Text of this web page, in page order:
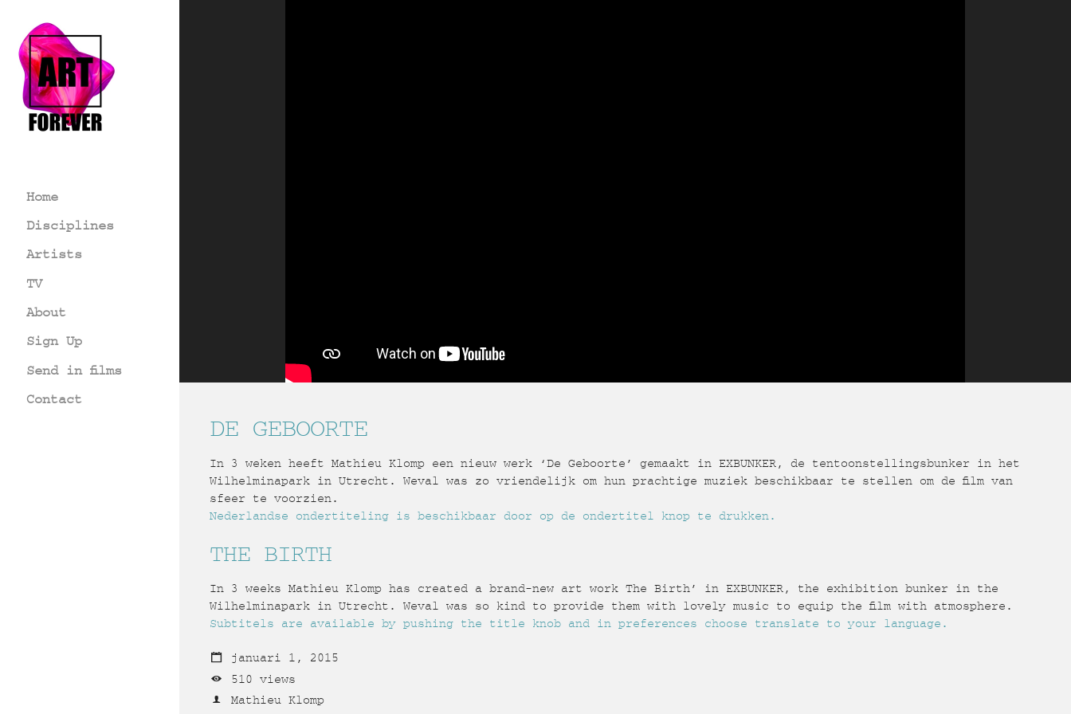
Home
Disciplines
Artists
TV
About
Sign Up
Send in films
Contact
DE GEBOORTE
In 3 weken heeft Mathieu Klomp een nieuw werk ‘De Geboorte’ gemaakt in EXBUNKER, de tentoonstellingsbunker in het
Wilhelminapark in Utrecht. Weval was zo vriendelijk om hun prachtige muziek beschikbaar te stellen om de film van
sfeer te voorzien.
Nederlandse ondertiteling is beschikbaar door op de ondertitel knop te drukken.
THE BIRTH
In 3 weeks Mathieu Klomp has created a brand-new art work The Birth’ in EXBUNKER, the exhibition bunker in the
Wilhelminapark in Utrecht. Weval was so kind to provide them with lovely music to equip the film with atmosphere.
Subtitels are available by pushing the title knob and in preferences choose translate to your language.
januari 1, 2015
510 views
Mathieu Klomp